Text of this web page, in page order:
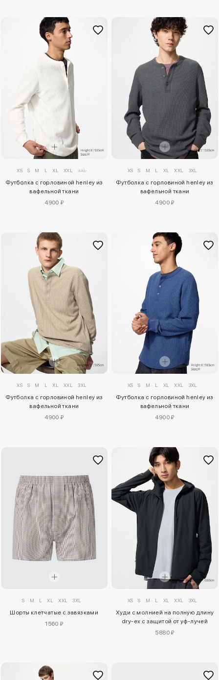
XS S M L XL XXL 3XL
Футболка с горловиной henley из
вафельной ткани
4900 ₽
XS S M L XL XXL 3XL
Футболка с горловиной henley из
вафельной ткани
4900 ₽
XS S M L XL XXL 3XL
Футболка с горловиной henley из
вафельной ткани
4900 ₽
XS S M L XL XXL 3XL
Футболка с горловиной henley из
вафельной ткани
4900 ₽
S M L XL XXL 3XL
Шорты клетчатые с завязками
1560 ₽
XS S M L XL XXL 3XL
Худи с молнией на полную длину
dry-ex с защитой от уф-лучей
5880 ₽